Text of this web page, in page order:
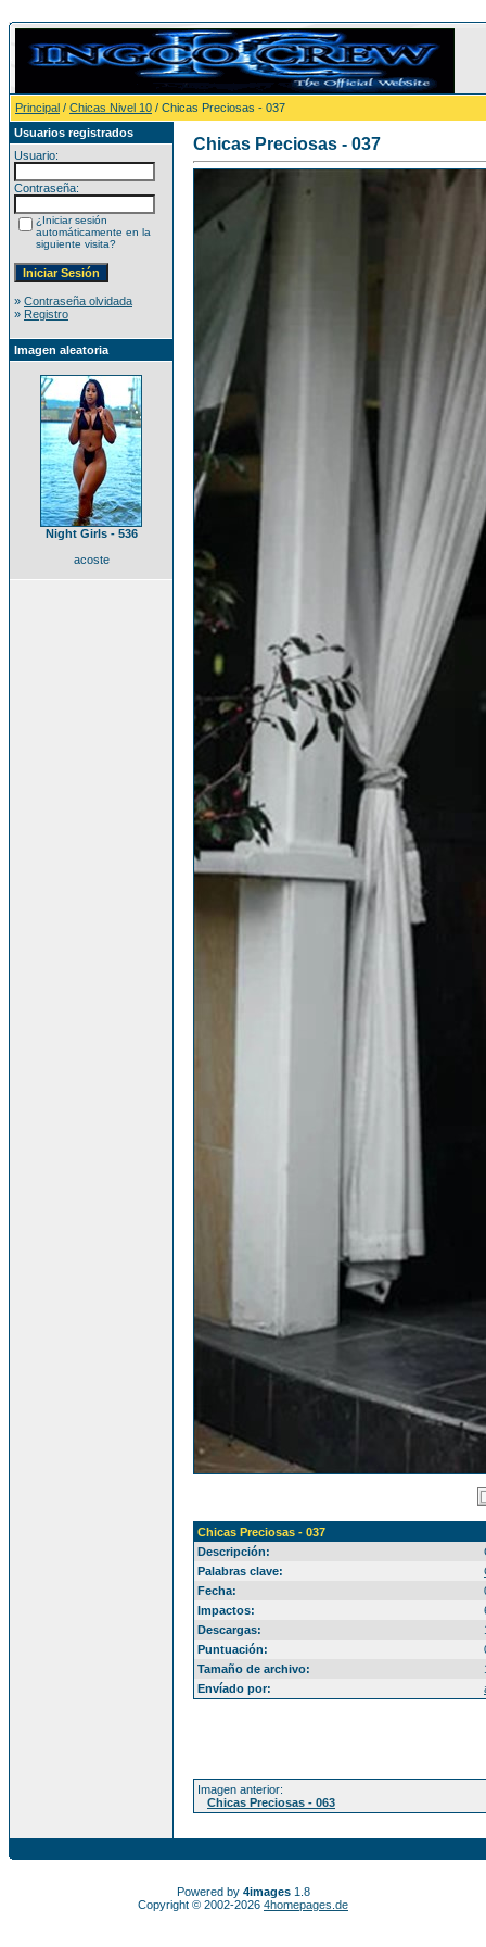
Principal / Chicas Nivel 10 / Chicas Preciosas - 037
Usuarios registrados
Usuario:
Contraseña:
¿Iniciar sesión
automáticamente en la
siguiente visita?
» Contraseña olvidada
» Registro
Imagen aleatoria
Night Girls - 536
acoste
Chicas Preciosas - 037
Chicas Preciosas - 037
Descripción:
Palabras clave:
Fecha:
Impactos:
Descargas:
Puntuación:
Tamaño de archivo:
Envíado por:
Imagen anterior:
Chicas Preciosas - 063
Powered by 4images1.8
Copyright © 2002-2026 4homepages.de